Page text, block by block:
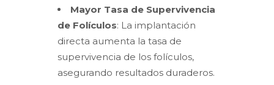
Mayor Tasa de Supervivencia
de Folículos: La implantación
directa aumenta la tasa de
supervivencia de los folículos,
asegurando resultados duraderos.